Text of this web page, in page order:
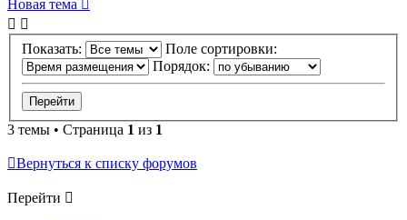
Новая тема
Показать:
Поле сортировки:
Порядок:
3 темы • Страница 1 из 1
Вернуться к списку форумов
Перейти